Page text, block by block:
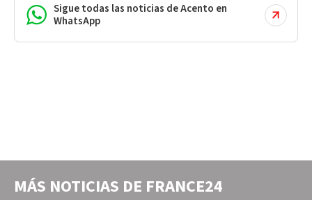
Sigue todas las noticias de Acento en
WhatsApp
MÁS NOTICIAS DE FRANCE24